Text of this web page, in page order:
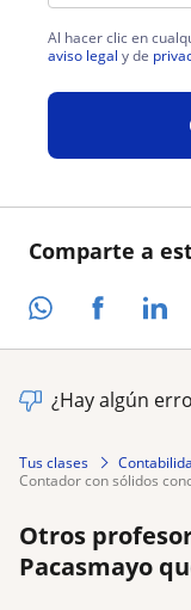
Comparte a
Al hacer clic en
aviso legal y de
¿Hay algún
Tus clases
contador con sólidos
Otros
Pacasmayo